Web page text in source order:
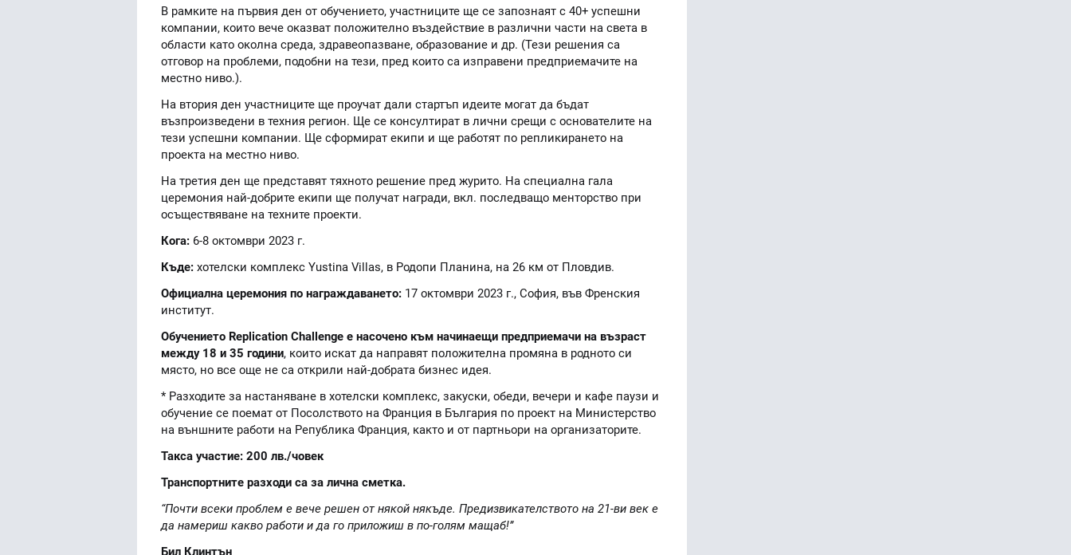
В рамките на първия ден от обучението, участниците ще се запознаят с 40+ успешни
компании, които вече оказват положително въздействие в различни части на света в
области като околна среда, здравеопазване, образование и др. (Тези решения са
отговор на проблеми, подобни на тези, пред които са изправени предприемачите на
местно ниво.).
На втория ден участниците ще проучат дали стартъп идеите могат да бъдат
възпроизведени в техния регион. Ще се консултират в лични срещи с основателите на
тези успешни компании. Ще сформират екипи и ще работят по репликирането на
проекта на местно ниво.
На третия ден ще представят тяхното решение пред журито. На специална гала
церемония най-добрите екипи ще получат награди, вкл. последващо менторство при
осъществяване на техните проекти.
Кога: 6-8 октомври 2023 г.
Къде: хотелски комплекс Yustina Villas, в Родопи Планина, на 26 км от Пловдив.
Официална церемония по награждаването: 17 октомври 2023 г., София, във Френския
институт.
Обучението Replication Challenge е насочено към начинаещи предприемачи на възраст
между 18 и 35 години, които искат да направят положителна промяна в родното си
място, но все още не са открили най-добрата бизнес идея.
* Разходите за настаняване в хотелски комплекс, закуски, обеди, вечери и кафе паузи и
обучение се поемат от Посолството на Франция в България по проект на Министерство
на външните работи на Република Франция, както и от партньори на организаторите.
Такса участие: 200 лв./човек
Транспортните разходи са за лична сметка.
“Почти всеки проблем е вече решен от някой някъде. Предизвикателството на 21-ви век е
да намериш какво работи и да го приложиш в по-голям мащаб!”
Бил Клинтън